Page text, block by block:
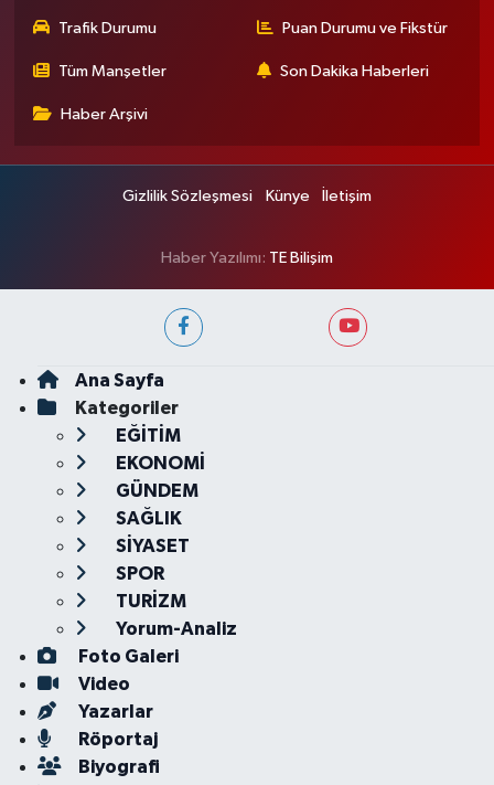
Trafik Durumu Puan Durumu ve Fikstür
Tüm Manşetler Son Dakika Haberleri
Haber Arşivi
Gizlilik Sözleşmesi Künye İletişim
Haber Yazılımı: TE Bilişim
Ana Sayfa
Kategoriler
EĞİTİM
EKONOMİ
GÜNDEM
SAĞLIK
SİYASET
SPOR
TURİZM
Yorum-Analiz
Foto Galeri
Video
Yazarlar
Röportaj
Biyografi